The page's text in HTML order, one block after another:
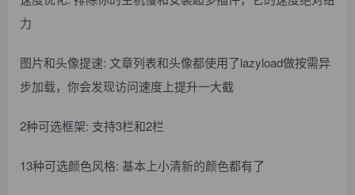
力
图片和头像提速: 文章列表和头像都使用了lazyload做按需异
步加载，你会发现访问速度上提升一大截
2种可选框架: 支持3栏和2栏
13种可选颜色风格: 基本上小清新的颜色都有了